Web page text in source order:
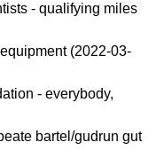
- qualifying miles
(2022-03-
- everybody,
bartel/gudrun gut